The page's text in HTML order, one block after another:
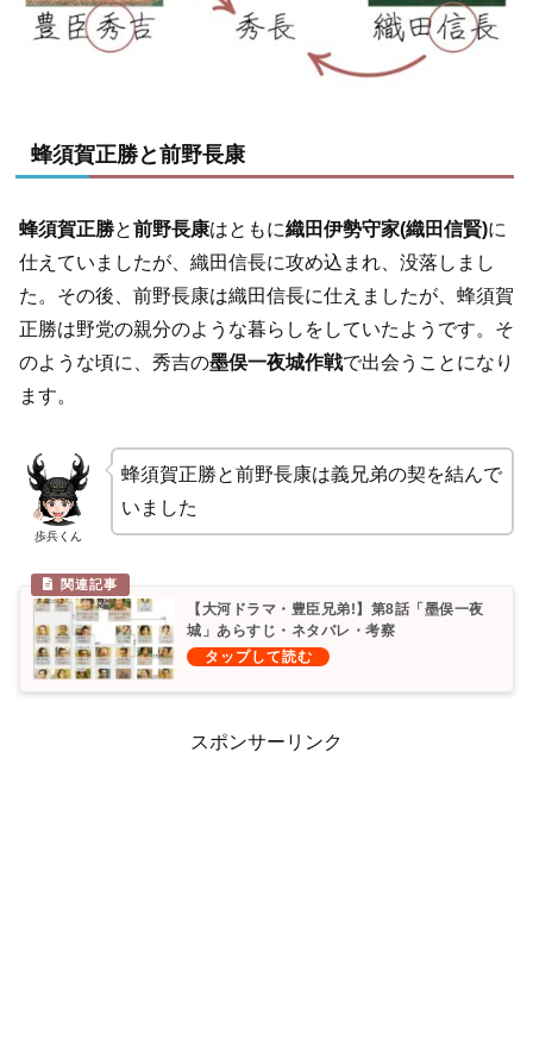
蜂須賀正勝と前野長康
蜂須賀正勝と前野長康はともに織田伊勢守家(織田信賢)に
仕えていましたが、織田信長に攻め込まれ、没落しまし
た。その後、前野長康は織田信長に仕えましたが、蜂須賀
正勝は野党の親分のような暮らしをしていたようです。そ
のような頃に、秀吉の墨俣一夜城作戦で出会うことになり
ます。
歩兵くん
蜂須賀正勝と前野長康は義兄弟の契を結んで
いました
【大河ドラマ・豊臣兄弟!】第8話「墨俣一夜
城」あらすじ・ネタバレ・考察
スポンサーリンク